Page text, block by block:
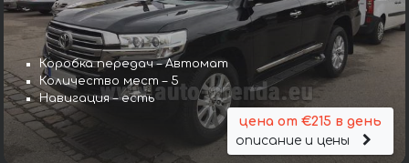
Коробка передач – Автомат
Количество мест – 5
Навигация – есть
цена от €215 в день
описание и цены